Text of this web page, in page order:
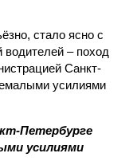
стало ясно с
– поход
Санкт-
усилиями
Петербурге
усилиями